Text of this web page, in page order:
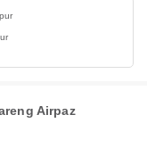
Airpaz